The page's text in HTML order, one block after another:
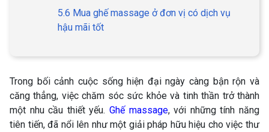
5.6 Mua ghế massage ở đơn vị có dịch vụ
hậu mãi tốt
Trong bối cảnh cuộc sống hiện đại ngày càng bận rộn và
căng thẳng, việc chăm sóc sức khỏe và tinh thần trở thành
một nhu cầu thiết yếu. Ghế massage, với những tính năng
tiên tiến, đã nổi lên như một giải pháp hữu hiệu cho việc thư